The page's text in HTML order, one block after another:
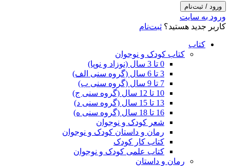
ورود / ثبت‌نام
ورود به سایت
کاربر جدید هستید؟ ثبت‌نام
کتاب
کتاب کودک و نوجوان
0 تا 3 سال (نوزاد و نوپا)
3 تا 6 سال (گروه سنی الف)
7 تا 9 سال (گروه سنی ب)
10 تا 12 سال (گروه سنی ج)
13 تا 15 سال (گروه سنی د)
16 تا 18 سال (گروه سنی ه)
شعر کودک و نوجوان
رمان و داستان کودک و نوجوان
کتاب کار کودک
کتاب علمی کودک و نوجوان
رمان و داستان